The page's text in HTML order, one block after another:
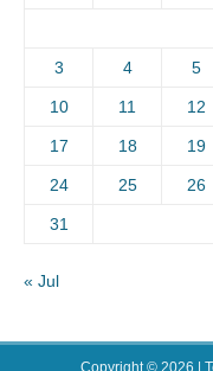
3 4 5
10 11 12
17 18 19
24 25 26
31
« Jul
Copyright © 2026 |